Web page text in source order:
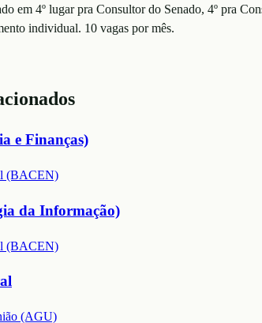
em 4º lugar pra Consultor do Senado, 4º pra
individual. 10 vagas por mês.
e Finanças)
(BACEN)
da Informação)
(BACEN)
(AGU)